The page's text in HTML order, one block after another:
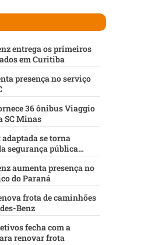
entrega os primeiros
em Curitiba
presença no serviço
36 ônibus Viaggio
SC Minas
se torna
segurança pública
aumenta presença no
do Paraná
frota de caminhões
Benz
fecha com a
renovar frota